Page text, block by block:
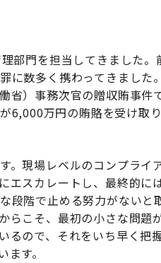
部門を担当してきました。
に数多く携わってきました
省）事務次官の贈収賄事件
6,000万円の賄賂を受け取
。現場レベルのコンプライ
エスカレートし、最終的に
段階で止める努力がないと
らこそ、最初の小さな問題
るので、それをいち早く把
す。